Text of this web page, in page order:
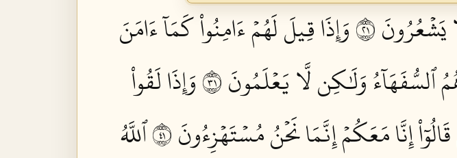
١٢
وَإِذَا قِيلَ لَهُمۡ ءَامِنُواْ كَمَآ ءَامَنَ
ٱلسُّفَهَآءُ وَلَٰكِن لَّا يَعۡلَمُونَ ١٣
وَإِذَا لَقُواْ
إِنَّا مَعَكُمۡ إِنَّمَا نَحۡنُ مُسۡتَهۡزِءُونَ ١٤
ٱللَّهُ